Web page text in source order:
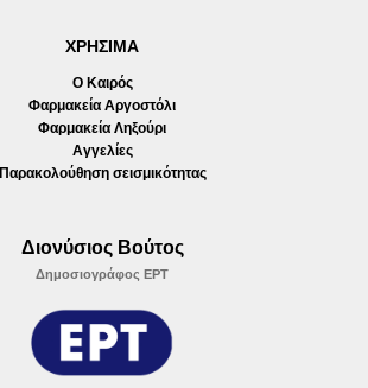
ΧΡΗΣΙΜΑ
Ο Καιρός
Φαρμακεία Αργοστόλι
Φαρμακεία Ληξούρι
Αγγελίες
Παρακολούθηση σεισμικότητας
Διονύσιος Βούτος
Δημοσιογράφος ΕΡΤ